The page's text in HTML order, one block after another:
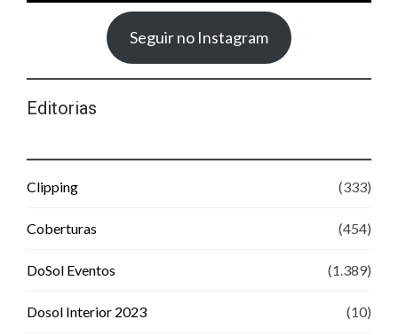
Seguir no Instagram
Editorias
Clipping (333)
Coberturas (454)
DoSol Eventos (1.389)
Dosol Interior 2023 (10)